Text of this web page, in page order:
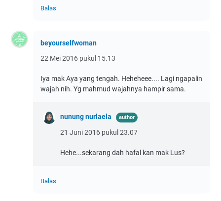
Balas
beyourselfwoman
22 Mei 2016 pukul 15.13
Iya mak Aya yang tengah. Heheheee.... Lagi ngapalin
wajah nih. Yg mahmud wajahnya hampir sama.
nunung nurlaela
21 Juni 2016 pukul 23.07
Hehe...sekarang dah hafal kan mak Lus?
Balas